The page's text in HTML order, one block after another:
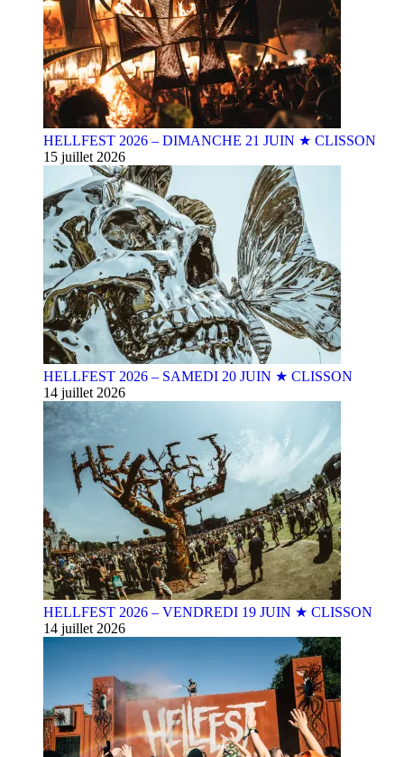
HELLFEST 2026 – DIMANCHE 21 JUIN ★ CLISSON
15 juillet 2026
HELLFEST 2026 – SAMEDI 20 JUIN ★ CLISSON
14 juillet 2026
HELLFEST 2026 – VENDREDI 19 JUIN ★ CLISSON
14 juillet 2026